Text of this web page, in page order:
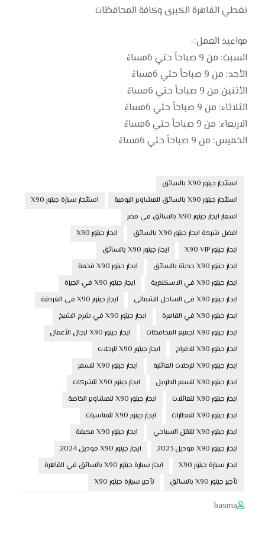
نغطي القاهرة الكبرى وكافة المحافظات
مواعيد العمل:-
السبت: من 9 صباحاً حتي 6مساءً
الأحد: من 9 صباحاً حتي 6مساءً
الأثنين من 9 صباحاً حتي 6مساءً
الثلاثاء: من 9 صباحاً حتي 6مساءً
الاربعاء: من 9 صباحاً حتي 6مساءً
الخميس: من 9 صباحاً حتي 6مساءً
استئجار جيتور X90 بالسائق
استئجار جيتور X90 بالسائق للمشاوير اليومية
استئجار سيارة جيتور X90
اسعار ايجار جيتور X90 بالسائق في مصر
افضل شركة ايجار جيتور X90 بالسائق
ايجار جيتور X90
ايجار جيتور X90 VIP
ايجار جيتور X90 بالسائق
ايجار جيتور X90 حديثة بالسائق
ايجار جيتور X90 فخمة
ايجار جيتور X90 في الاسكندرية
ايجار جيتور X90 في الجيزة
ايجار جيتور X90 في الساحل الشمالي
ايجار جيتور X90 في الغردقة
ايجار جيتور X90 في القاهرة
ايجار جيتور X90 في شرم الشيخ
ايجار جيتور X90 لجميع المحافظات
ايجار جيتور X90 لرجال الأعمال
ايجار جيتور X90 للافراح
ايجار جيتور X90 للرحلات
ايجار جيتور X90 للرحلات العائلية
ايجار جيتور X90 للسفر
ايجار جيتور X90 للسفر الطويل
ايجار جيتور X90 للشركات
ايجار جيتور X90 للعائلات
ايجار جيتور X90 للمشاوير الخاصة
ايجار جيتور X90 للمطارات
ايجار جيتور X90 للمناسبات
ايجار جيتور X90 للنقل السياحي
ايجار جيتور X90 مكيفة
ايجار جيتور X90 موديل 2023
ايجار جيتور X90 موديل 2024
ايجار سيارة جيتور X90
ايجار سيارة جيتور X90 بالسائق في القاهرة
تأجير جيتور X90 بالسائق
تأجير سيارة جيتور X90
basma